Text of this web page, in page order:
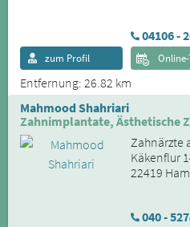
04106 -
Entfernung: 26.82 km
zum Profil
Mahmood Shahriari
Zahnimplantate, Ästhetische
Zahnärzte
Käkenflur
22419
040 -